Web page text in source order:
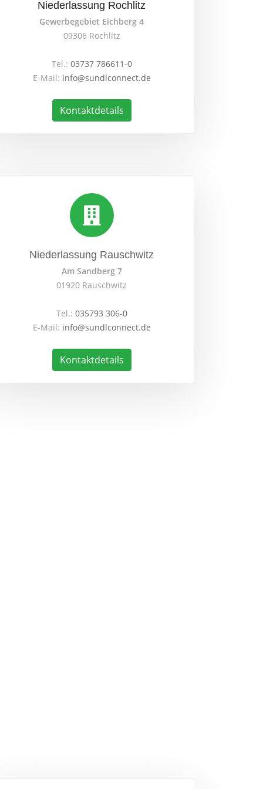
Niederlassung Rochlitz
Gewerbegebiet Eichberg 4
09306 Rochlitz
Tel.: 03737 786611-0
E-Mail: info@sundlconnect.de
Kontaktdetails
Niederlassung Rauschwitz
Am Sandberg 7
01920 Rauschwitz
Tel.: 035793 306-0
E-Mail: info@sundlconnect.de
Kontaktdetails